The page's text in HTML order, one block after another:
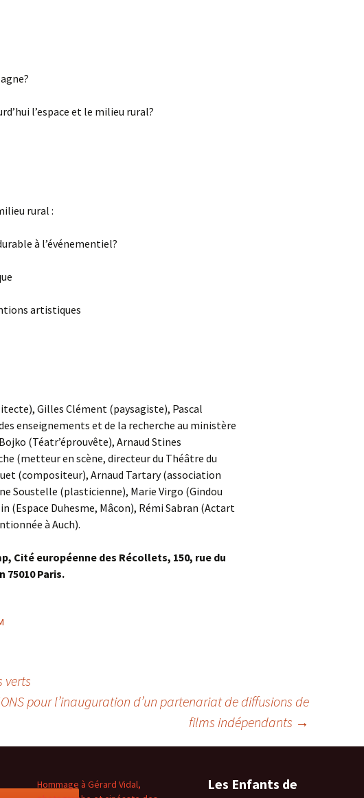
l’espace et le milieu rural?
rural :
à l’événementiel?
artistiques
Gilles Clément (paysagiste), Pascal
enseignements et de la recherche au ministère
(Téatr’éprouvête), Arnaud Stines
(metteur en scène, directeur du Théâtre du
(compositeur), Arnaud Tartary (association
Soustelle (plasticienne), Marie Virgo (Gindou
(Espace Duhesme, Mâcon), Rémi Sabran (Actart
à Auch).
Cité européenne des Récollets, 150, rue du
75010 Paris.
verts
pour l’inauguration d’un partenariat de diffusions de
films indépendants →
Hommage à Gérard Vidal,
Les Enfants de